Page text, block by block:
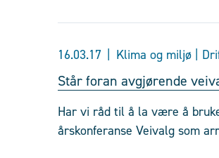
16.03.17 Klima og miljø |
Står foran avgjørende
Har vi råd til å la være å
årskonferanse Veivalg som